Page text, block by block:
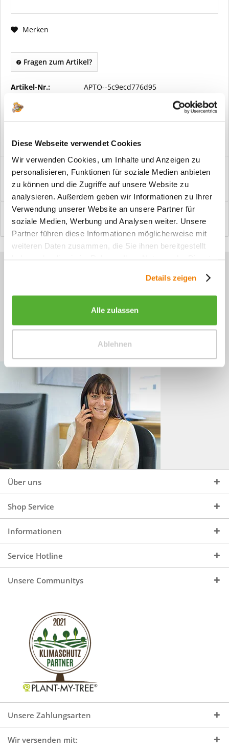
Diese Webseite verwendet Cookies
Wir verwenden Cookies, um Inhalte und Anzeigen zu
personalisieren, Funktionen für soziale Medien anbieten
zu können und die Zugriffe auf unsere Website zu
analysieren. Außerdem geben wir Informationen zu Ihrer
Verwendung unserer Website an unsere Partner für
soziale Medien, Werbung und Analysen weiter. Unsere
Partner führen diese Informationen möglicherweise mit
weiteren Daten zusammen, die Sie ihnen bereitgestellt
Details zeigen
Alle zulassen
Ablehnen
Merken
Fragen zum Artikel?
Artikel-Nr.: APTO--5c9ecd776d95
Vorteile
Windfangelemente online am Bildschirm konfigurieren und
einbaufertig bestellen. In wenigen...
Bewertungen
0
Bewertungen lesen, schreiben und diskutieren...mehr
Sie haben Fragen zu unseren
+49 (0)4244 965 34 04
Mo - Do, 09:00 - 16:00 Uhr
und Fr, 09:00 - 13:00 Uhr
Über uns
Shop Service
Informationen
Service Hotline
Unsere Communitys
Unsere Zahlungsarten
Wir versenden mit: